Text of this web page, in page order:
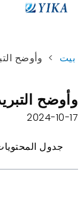
بيت > وأوضح
وأوضح
2024-10-17
جدول